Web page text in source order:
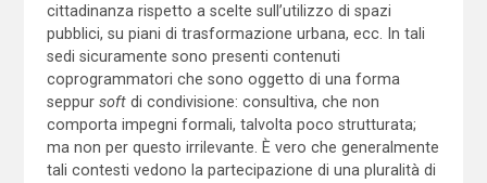
cittadinanza rispetto a scelte sull’utilizzo di spazi
pubblici, su piani di trasformazione urbana, ecc. In tali
sedi sicuramente sono presenti contenuti
coprogrammatori che sono oggetto di una forma
seppur softdi condivisione: consultiva, che non
comporta impegni formali, talvolta poco strutturata;
ma non per questo irrilevante. È vero che generalmente
tali contesti vedono la partecipazione di una pluralità di